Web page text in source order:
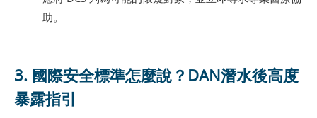
助。
3. 國際安全標準怎麼說？DAN潛水後高度
暴露指引